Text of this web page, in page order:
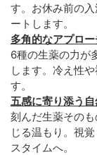
す。お休み前の
ートします。
多角的なアプロ
6種の生薬の力が
します。冷え性
す。
五感に寄り添う
刻んだ生薬その
じる温もり。視
スタイムへ。